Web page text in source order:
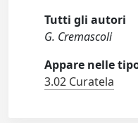
Tutti gli autori
G. Cremascoli
Appare nelle
3.02 Curatela